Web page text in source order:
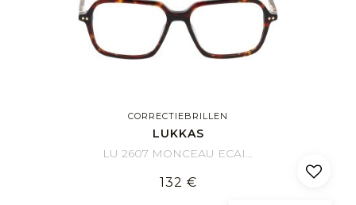
CORRECTIEBRILLEN
LUKKAS
LU 2607 MONCEAU ECAI 54/15
132 €